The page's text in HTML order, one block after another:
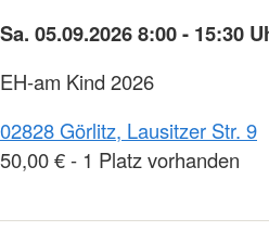
Sa. 05.09.2026 8:00 - 15:30
EH-am Kind 2026
02828 Görlitz, Lausitzer Str. 9
50,00 € - 1 Platz vorhanden